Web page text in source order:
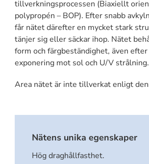
tillverkningsprocessen (Biaxiellt
polypropén – BOP). Efter snabb
får nätet därefter en mycket stark
tänjer sig eller säckar ihop. Nätet
form och färgbeständighet, även
exponering mot sol och U/V strålning.
Area nätet är inte tillverkat enligt
Nätens unika egenskaper
Hög draghållfasthet.